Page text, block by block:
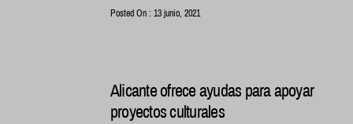
Posted On : 13 junio, 2021
Alicante ofrece ayudas para apoyar
proyectos culturales